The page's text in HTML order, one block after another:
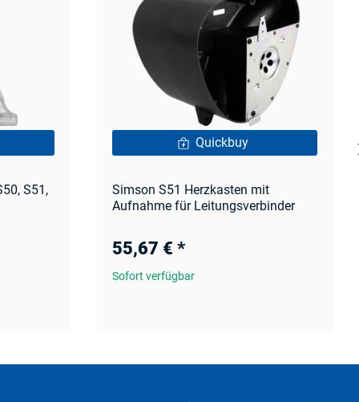
S51,
Quickbuy
Simson S51 Herzkasten mit
Aufnahme für Leitungsverbinder
55,67 € *
Sofort verfügbar